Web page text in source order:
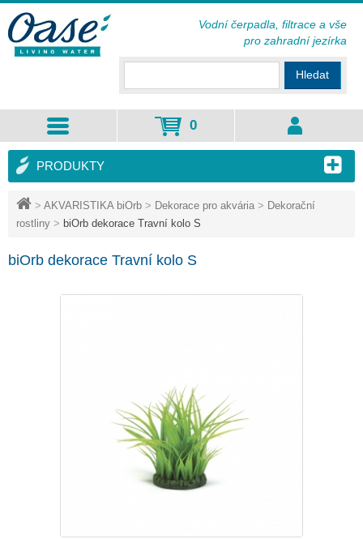
> AKVARISTIKA biOrb > Dekorace pro akvária > Dekorační
rostliny > biOrb dekorace Travní kolo S
biOrb dekorace Travní kolo S
PRODUKTY
Hledat
0
Vodní čerpadla, filtrace a vše
pro zahradní jezírka